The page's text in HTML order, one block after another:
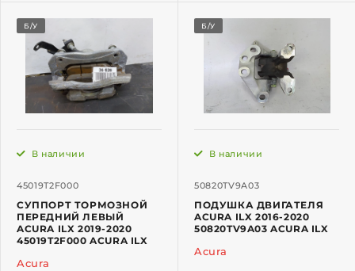
Б/У
45019T2F000
В наличии
СУППОРТ ТОРМОЗНОЙ
ПЕРЕДНИЙ ЛЕВЫЙ
ACURA ILX 2019-2020
45019T2F000 ACURA ILX
Acura
Б/У
50820TV9A03
В наличии
ПОДУШКА ДВИГАТЕЛЯ
ACURA ILX 2016-2020
50820TV9A03 ACURA ILX
Acura